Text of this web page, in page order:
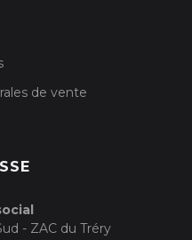
de vente
- ZAC du Tréry